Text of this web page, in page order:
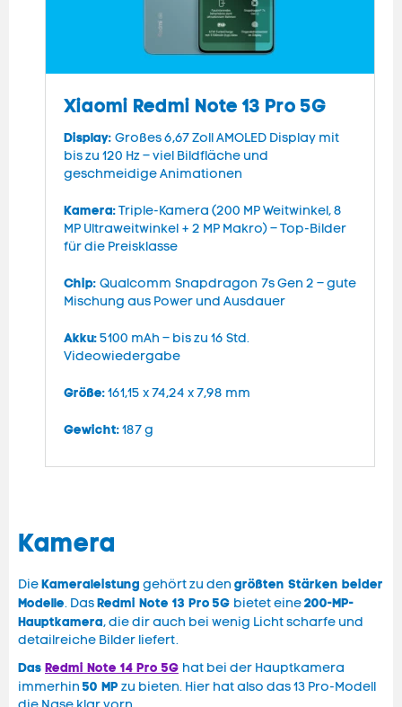
Xiaomi Redmi Note 13 Pro 5G
Display: Großes 6,67 Zoll AMOLED Display mit
bis zu 120 Hz – viel Bildfläche und
geschmeidige Animationen
Kamera:Triple-Kamera (200 MP Weitwinkel, 8
MP Ultraweitwinkel + 2 MP Makro) – Top-Bilder
für die Preisklasse
Chip: Qualcomm Snapdragon 7s Gen 2 – gute
Mischung aus Power und Ausdauer
Akku:5100 mAh – bis zu 16 Std.
Videowiedergabe
Größe:161,15 x 74,24 x 7,98 mm
Gewicht:187 g
Kamera
DieKameraleistung gehört zu den größten Stärken beider
Modelle. DasRedmi Note 13 Pro 5G bietet eine200-MP-
Hauptkamera, die dir auch bei wenig Licht scharfe und
detailreiche Bilder liefert.
Das Redmi Note 14 Pro 5G hat bei der Hauptkamera
immerhin 50 MP zu bieten. Hier hat also das 13 Pro-Modell